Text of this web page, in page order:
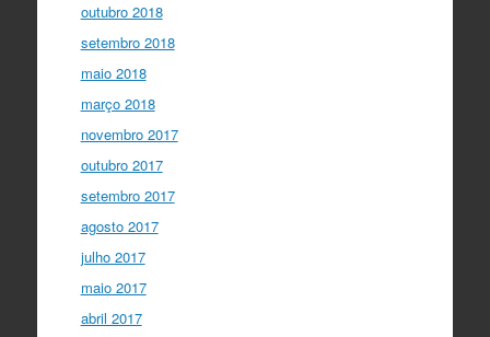
outubro 2018
setembro 2018
maio 2018
março 2018
novembro 2017
outubro 2017
setembro 2017
agosto 2017
julho 2017
maio 2017
abril 2017